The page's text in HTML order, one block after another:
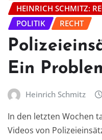
HEINRICH SCHMITZ:
POLITIK
RECHT
Ein
Heinrich Schmitz
In den letzten Wochen
Videos von